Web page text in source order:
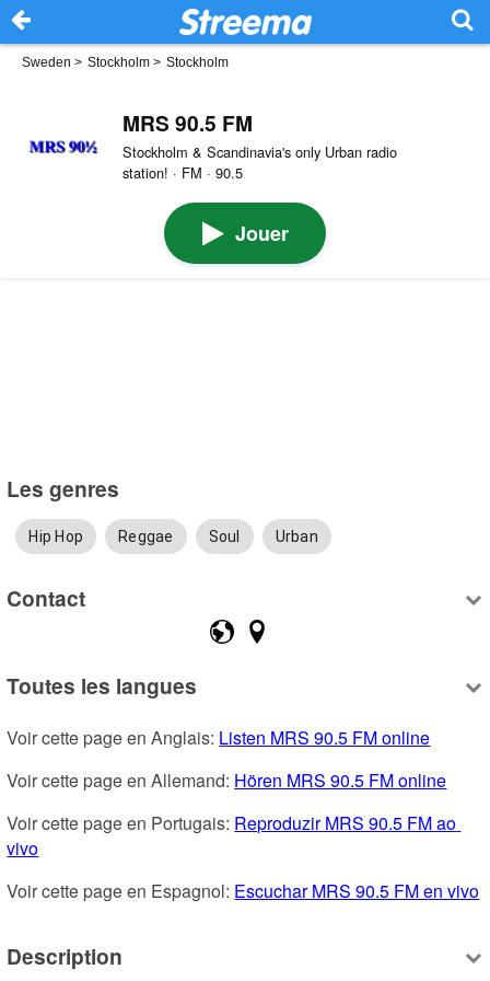
Sweden > Stockholm > Stockholm
MRS 90.5 FM
Stockholm & Scandinavia's only Urban radio
station! · FM · 90.5
Jouer
Les genres
Hip Hop Reggae Soul Urban
Contact
Toutes les langues
Voir cette page en Anglais: Listen MRS 90.5 FM online
Voir cette page en Allemand: Hören MRS 90.5 FM online
Voir cette page en Portugais: Reproduzir MRS 90.5 FM ao
vivo
Voir cette page en Espagnol: Escuchar MRS 90.5 FM en vivo
Description